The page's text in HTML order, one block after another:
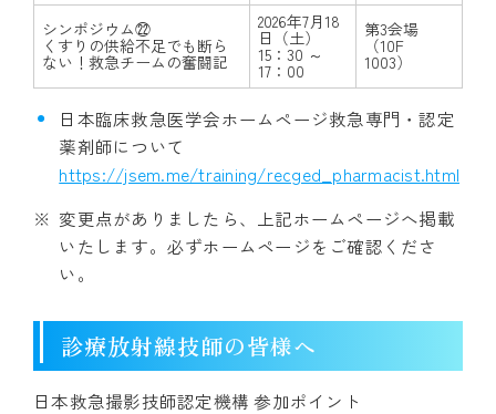
シンポジウム㉒
くすりの供給不足でも断ら
ない！救急チームの奮闘記
2026年7月18
日（土）
15：30 ～
17：00
第3会場
（10F
1003）
日本臨床救急医学会ホームページ救急専門・認定
薬剤師について
https://jsem.me/training/recged_pharmacist.html
変更点がありましたら、上記ホームページへ掲載
いたします。必ずホームページをご確認くださ
い。
診療放射線技師の皆様へ
日本救急撮影技師認定機構 参加ポイント